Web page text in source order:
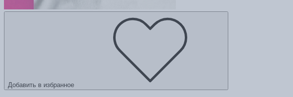
Добавить в избранное